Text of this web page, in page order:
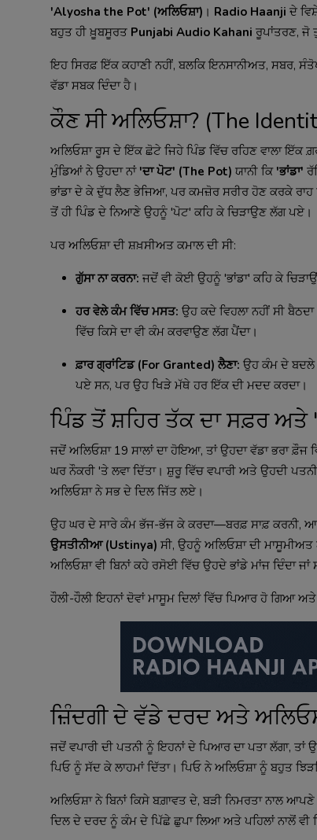
'Alyosha the Pot' (ਅਲਿਓਸ਼ਾ) । Radio Haanji ਦੇ
ਬਹੁਤ ਹੀ ਖ਼ੂਬਸੂਰਤ Punjabi Audio Kahani ਰੂਪਾਂਤਰਣ, ਜੋ
ਇਹ ਸਿਰਫ਼ ਇੱਕ ਕਹਾਣੀ ਨਹੀਂ, ਬਲਕਿ ਇਨਸਾਨੀਅਤ, ਸਬਰ,
ਵੱਡਾ ਸਬਕ ਦਿੰਦਾ ਹੈ।
ਕੌਣ ਸੀ ਅਲਿਓਸ਼ਾ? (The
ਅਲਿਓਸ਼ਾ ਰੂਸ ਦੇ ਇੱਕ ਛੋਟੇ ਜਿਹੇ ਪਿੰਡ ਵਿੱਚ ਰਹਿਣ ਵਾਲਾ ਇੱਕ
ਮੁੰਡਿਆਂ ਨੇ ਉਹਦਾ ਨਾਂ 'ਦਾ ਪੋਟ' (The Pot) ਯਾਨੀ ਕਿ 'ਭਾਂਡਾ'
ਭਾਂਡਾ ਦੇ ਕੇ ਦੁੱਧ ਲੈਣ ਭੇਜਿਆ, ਪਰ ਕਮਜ਼ੋਰ ਸਰੀਰ ਹੋਣ ਕਰਕੇ
ਤੋਂ ਹੀ ਪਿੰਡ ਦੇ ਨਿਆਣੇ ਉਹਨੂੰ 'ਪੋਟ' ਕਹਿ ਕੇ ਚਿੜਾਉਣ ਲੱਗ ਪਏ।
ਪਰ ਅਲਿਓਸ਼ਾ ਦੀ ਸ਼ਖ਼ਸੀਅਤ ਕਮਾਲ ਦੀ ਸੀ:
ਗੁੱਸਾ ਨਾ ਕਰਨਾ: ਜਦੋਂ ਵੀ ਕੋਈ ਉਹਨੂੰ 'ਭਾਂਡਾ' ਕਹਿ ਕੇ
ਹਰ ਵੇਲੇ ਕੰਮ ਵਿੱਚ ਮਸਤ: ਉਹ ਕਦੇ ਵਿਹਲਾ ਨਹੀਂ ਸੀ
ਵਿੱਚ ਕਿਸੇ ਦਾ ਵੀ ਕੰਮ ਕਰਵਾਉਣ ਲੱਗ ਪੈਂਦਾ।
ਫ਼ਾਰ ਗ੍ਰਾਂਟਿਡ (For Granted) ਲੈਣਾ: ਉਹ ਕੰਮ ਦੇ ਬਦਲੇ
ਪਏ ਸਨ, ਪਰ ਉਹ ਖਿੜੇ ਮੱਥੇ ਹਰ ਇੱਕ ਦੀ ਮਦਦ ਕਰਦਾ।
ਪਿੰਡ ਤੋਂ ਸ਼ਹਿਰ ਤੱਕ ਦਾ ਸਫ਼ਰ
ਜਦੋਂ ਅਲਿਓਸ਼ਾ 19 ਸਾਲਾਂ ਦਾ ਹੋਇਆ, ਤਾਂ ਉਹਦਾ ਵੱਡਾ ਭਰਾ
ਘਰ ਨੌਕਰੀ 'ਤੇ ਲਵਾ ਦਿੱਤਾ। ਸ਼ੁਰੂ ਵਿੱਚ ਵਪਾਰੀ ਅਤੇ ਉਹਦੀ
ਅਲਿਓਸ਼ਾ ਨੇ ਸਭ ਦੇ ਦਿਲ ਜਿੱਤ ਲਏ।
ਉਹ ਘਰ ਦੇ ਸਾਰੇ ਕੰਮ ਭੱਜ-ਭੱਜ ਕੇ ਕਰਦਾ—ਬਰਫ਼ ਸਾਫ਼ ਕਰਨੀ,
ਉਸਤੀਨੀਆ (Ustinya) ਸੀ, ਉਹਨੂੰ ਅਲਿਓਸ਼ਾ ਦੀ
ਅਲਿਓਸ਼ਾ ਵੀ ਬਿਨਾਂ ਕਹੇ ਰਸੋਈ ਵਿੱਚ ਉਹਦੇ ਭਾਂਡੇ ਮਾਂਜ ਦਿੰਦਾ ਜਾਂ
ਹੌਲੀ-ਹੌਲੀ ਇਹਨਾਂ ਦੋਵਾਂ ਮਾਸੂਮ ਦਿਲਾਂ ਵਿੱਚ ਪਿਆਰ ਹੋ ਗਿਆ
ਜ਼ਿੰਦਗੀ ਦੇ ਵੱਡੇ ਦਰਦ ਅਤੇ
ਜਦੋਂ ਵਪਾਰੀ ਦੀ ਪਤਨੀ ਨੂੰ ਇਹਨਾਂ ਦੇ ਪਿਆਰ ਦਾ ਪਤਾ ਲੱਗਾ,
ਪਿਓ ਨੂੰ ਸੱਦ ਕੇ ਲਾਹਮਾਂ ਦਿੱਤਾ। ਪਿਓ ਨੇ ਅਲਿਓਸ਼ਾ ਨੂੰ ਬਹੁਤ
ਅਲਿਓਸ਼ਾ ਨੇ ਬਿਨਾਂ ਕਿਸੇ ਬਗ਼ਾਵਤ ਦੇ, ਬੜੀ ਨਿਮਰਤਾ ਨਾਲ
ਦਿਲ ਦੇ ਦਰਦ ਨੂੰ ਕੰਮ ਦੇ ਪਿੱਛੇ ਛੁਪਾ ਲਿਆ ਅਤੇ ਪਹਿਲਾਂ ਨਾਲੋਂ